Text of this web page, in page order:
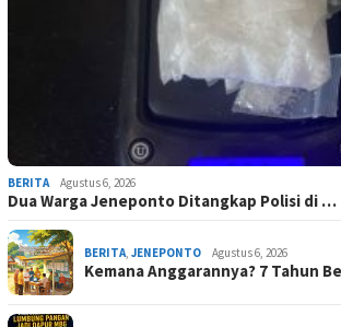
BERITA Agustus 6, 2026
Dua Warga Jeneponto Ditangkap Polisi di …
BERITA JENEPONTO Agustus 6, 2026
Kemana Anggarannya? 7 Tahun